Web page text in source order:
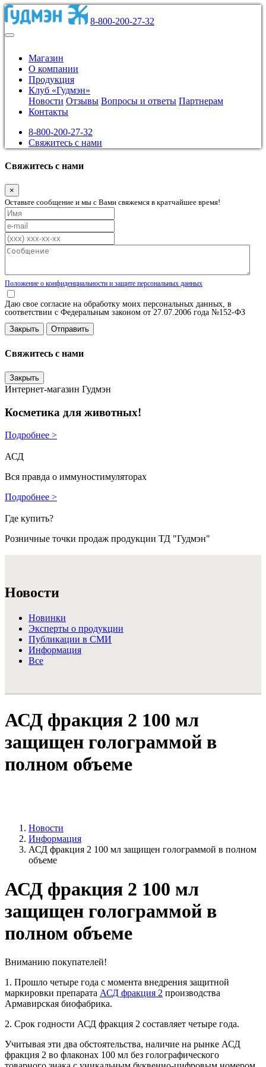
8-800-200-27-32
Магазин
О компании
Продукция
Клуб «Гудмэн»
Новости Отзывы Вопросы и ответы Партнерам
Контакты
8-800-200-27-32
Свяжитесь с нами
Свяжитесь с нами
×
Оставьте сообщение и мы с Вами свяжемся в кратчайшее время!
Положение о конфиденциальности и защите персональных данных
Даю свое согласие на обработку моих персональных данных, в
соответствии с Федеральным законом от 27.07.2006 года №152-ФЗ
Закрыть
Свяжитесь с нами
Закрыть
Интернет-магазин Гудмэн
Косметика для животных!
Подробнее >
АСД
Вся правда о иммуностимуляторах
Подробнее >
Где купить?
Розничные точки продаж продукции ТД "Гудмэн"
Новости
Новинки
Эксперты о продукции
Публикации в СМИ
Информация
Все
АСД фракция 2 100 мл
защищен голограммой в
полном объеме
Новости
Информация
АСД фракция 2 100 мл защищен голограммой в полном
объеме
АСД фракция 2 100 мл
защищен голограммой в
полном объеме
Вниманию покупателей!
1. Прошло четыре года с момента внедрения защитной
маркировки препарата АСД фракция 2 производства
Армавирская биофабрика.
2. Срок годности АСД фракция 2 составляет четыре года.
Учитывая эти два обстоятельства, наличие на рынке АСД
фракция 2 во флаконах 100 мл без голографического